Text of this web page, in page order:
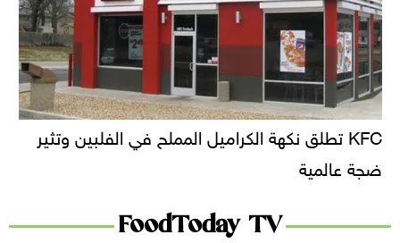
KFC تطلق نكهة الكراميل المملح في الفلبين وتثير
ضجة عالمية
FoodToday TV